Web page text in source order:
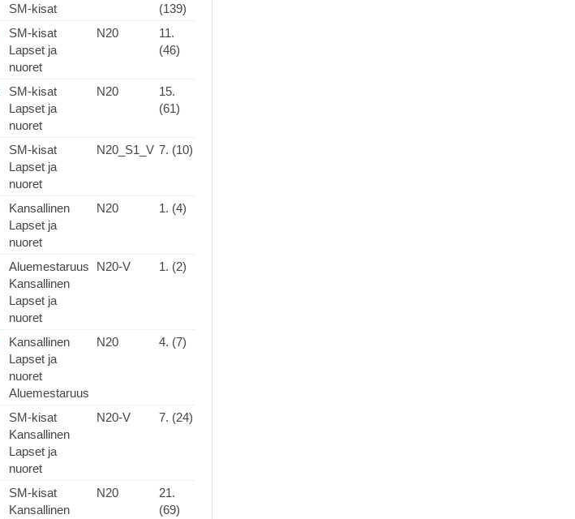
SM-kisat
(139)
SM-kisat
Lapset ja
nuoret
N20
11.
(46)
SM-kisat
Lapset ja
nuoret
N20
15.
(61)
SM-kisat
Lapset ja
nuoret
N20_S1_V 7. (10)
Kansallinen
Lapset ja
nuoret
N20 1. (4)
Aluemestaruus
Kansallinen
Lapset ja
nuoret
N20-V 1. (2)
Kansallinen
Lapset ja
nuoret
Aluemestaruus
N20 4. (7)
SM-kisat
Kansallinen
Lapset ja
nuoret
N20-V 7. (24)
SM-kisat
Kansallinen
N20
21.
(69)